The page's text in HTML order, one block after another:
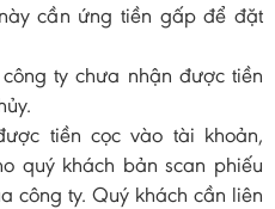
cần ứng tiền gấp để đặt
ty chưa nhận được tiền
tiền cọc vào tài khoản,
quý khách bản scan phiếu
công ty. Quý khách cần liên